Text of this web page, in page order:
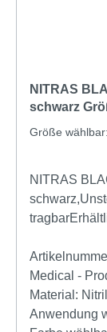
NITRAS
schwarz
Größe wählbar:
NITRAS
puderfrei
Medical -
Material: Nitril
Anwendung